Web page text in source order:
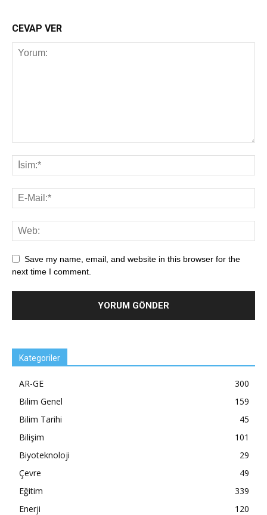
CEVAP VER
Save my name, email, and website in this browser for the
next time I comment.
Kategoriler
AR-GE
300
Bilim Genel
159
Bilim Tarihi
45
Bilişim
101
Biyoteknoloji
29
Çevre
49
Eğitim
339
Enerji
120